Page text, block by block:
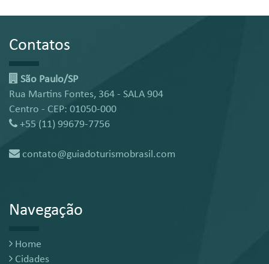
Contatos
São Paulo/SP
Rua Martins Fontes, 364 - SALA 904
Centro - CEP: 01050-000
+55 (11) 99679-7756
contato@guiadoturismobrasil.com
Navegação
Home
Cidades